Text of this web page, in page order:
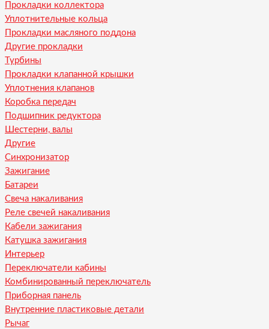
Прокладки коллектора
Уплотнительные кольца
Прокладки масляного поддона
Другие прокладки
Турбины
Прокладки клапанной крышки
Уплотнения клапанов
Коробка передач
Подшипник редуктора
Шестерни, валы
Другие
Синхронизатор
Зажигание
Батареи
Свеча накаливания
Реле свечей накаливания
Кабели зажигания
Катушка зажигания
Интерьер
Переключатели кабины
Комбинированный переключатель
Приборная панель
Внутренние пластиковые детали
Рычаг